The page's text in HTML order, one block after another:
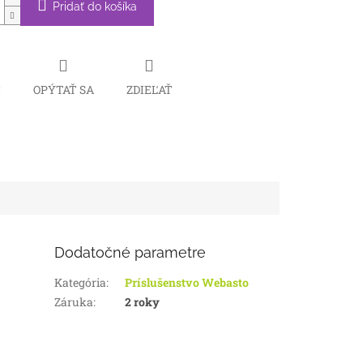
Pridať do košíka
OPÝTAŤ SA ZDIEĽAŤ
Dodatočné parametre
Kategória:
Príslušenstvo Webasto
Záruka: 2 roky